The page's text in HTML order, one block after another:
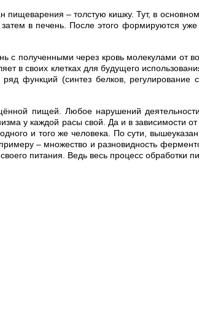
пищеварения – толстую кишку. Тут, в
в печень. После этого формируются
с полученными через кровь молекулами от
в своих клетках для будущего
функций (синтез белков, регулирование
пищей. Любое нарушений
у каждой расы свой. Да и в зависимости
и того же человека. По сути,
– множество и разновидность
питания. Ведь весь процесс обработки